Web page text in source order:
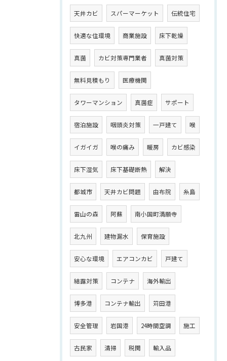
天井カビ スパーマーケット 伝統住宅
快適な住環境 商業施設 床下乾燥
真菌 カビ対策専門業者 真菌対策
無料見積もり 医療機関
タワーマンション 真菌症 サポート
宿泊施設 咽頭炎対策 一戸建て 喉
イガイガ 喉の痛み 暖房 カビ感染
床下湿気 床下基礎断熱 解決
都城市 天井カビ問題 由布院 糸島
雷山の森 阿蘇 南小国町満願寺
北九州 建物漏水 保育施設
安心な環境 エアコンカビ 戸建て
結露対策 コンテナ 海外輸出
博多港 コンテナ輸出 苅田港
安全管理 岩国港 24時間空調 施工
古民家 清掃 税関 輸入品